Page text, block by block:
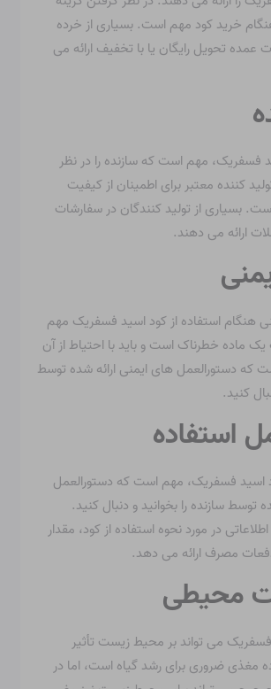
خرید کود مهم است. بسیاری از خرده
عمده تحویل رایگان یا با تخفیف ارائه می
فسفریک، مهم است که سازنده را در نظر
کننده معتبر برای اطمینان از کیفیت
بسیاری از تولید کنندگان در سفارشات
ارائه می دهند.
هنگام استفاده از کود اسید فسفریک مهم
ماده خطرناک است و باید با احتیاط از آن
که دستورالعمل های ایمنی ارائه شده توسط
کنید.
استفاده
اسید فسفریک، مهم است که دستورالعمل
توسط سازنده را بخوانید و دنبال کنید.
در مورد نحوه استفاده از کود، مقدار
مصرف ارائه می دهد.
محیطی
فسفریک می تواند بر محیط زیست تأثیر
مغذی ضروری برای رشد گیاه است، اما در